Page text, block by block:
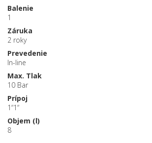
Balenie
1
Záruka
2 roky
Prevedenie
In-line
Max. Tlak
10 Bar
Prípoj
1“1“
Objem (l)
8